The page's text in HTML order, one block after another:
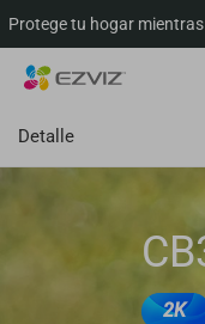
Protege tu hogar
Detalle
2K